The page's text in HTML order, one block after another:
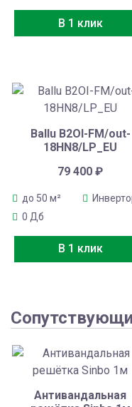
В 1 клик
Ballu B2OI-FM/out-
18HN8/LP_EU
79 400₽
до 50 м²
0 Дб
В 1 клик
Антивандальная